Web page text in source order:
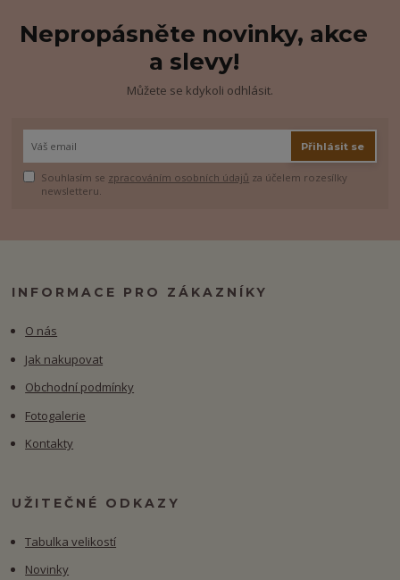
Nepropásněte novinky, akce
a slevy!
Můžete se kdykoli odhlásit.
Přihlásit se
Souhlasím se zpracováním osobních údajů za účelem rozesílky
newsletteru.
INFORMACE PRO ZÁKAZNÍKY
O nás
Jak nakupovat
Obchodní podmínky
Fotogalerie
Kontakty
UŽITEČNÉ ODKAZY
Tabulka velikostí
Novinky